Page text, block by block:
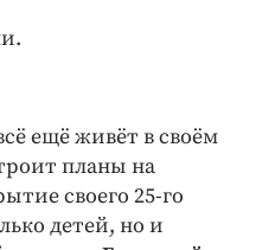
ещё живёт в своём
планы на
своего 25-го
детей, но и